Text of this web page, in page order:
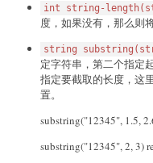
int string-
度，如果没有，那么则
string
定字符串，第二个指定
指定要截取的长度，这
置。
substring("12345", 1.5,
substring("12345", 2, 3)